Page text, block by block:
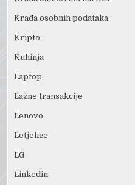
Krađa osobnih podataka
Kripto
Kuhinja
Laptop
Lažne transakcije
Lenovo
Letjelice
LG
Linkedin